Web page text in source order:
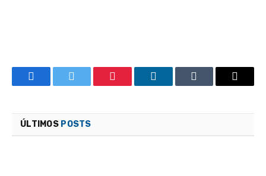
FacebookTwitter Pinterest LinkedInTumblr Email
ÚLTIMOS POSTS